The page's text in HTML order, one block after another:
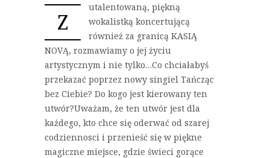
Z
utalentowaną, piękną
wokalistką koncertującą
również za granicą KASIĄ
NOVĄ, rozmawiamy o jej życiu
artystycznym i nie tylko…Co chciałabyś
przekazać poprzez nowy singiel Tańcząc
bez Ciebie? Do kogo jest kierowany ten
utwór?Uważam, że ten utwór jest dla
każdego, kto chce się oderwać od szarej
codziennosci i przenieść się w piękne
magiczne miejsce, gdzie świeci gorące